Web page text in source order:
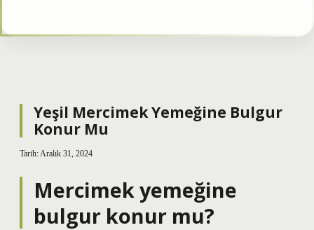
Yeşil Mercimek Yemeğine Bulgur
Konur Mu
Tarih: Aralık 31, 2024
Mercimek yemeğine
bulgur konur mu?